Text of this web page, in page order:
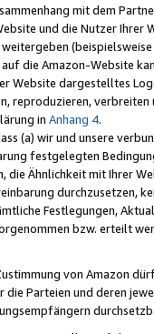
mit dem
und die Nutzer
die Amazon-Website
Website dargestelltes
reproduzieren,
in Anhang 4.
(a) wir und unsere
festgelegten
Ähnlichkeit mit Ihrer
durchzusetzen,
Festlegungen,
bzw. erteilt
von Amazon
die Parteien und deren